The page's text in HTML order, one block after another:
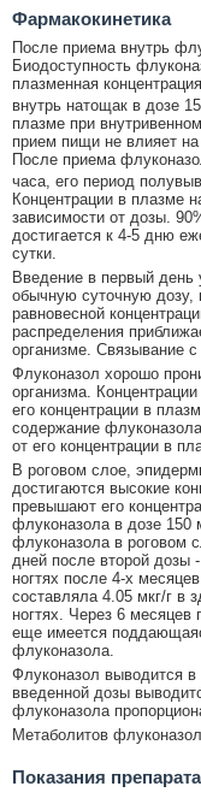
Фармакокинетика
После приема внутрь
Биодоступность
плазменная
внутрь натощак в дозе
плазме при
прием пищи не влияет на
После приема
часа, его период
Концентрации в плазме
зависимости от дозы.
достигается к 4-5 дню
сутки.
Введение в первый
обычную суточную дозу,
равновесной
распределения
организме. Связывание
Флуконазол хорошо
организма.
его концентрации в
содержание
от его концентрации в
В роговом слое,
достигаются высокие
превышают его
флуконазола в дозе 150
флуконазола в роговом
дней после второй дозы
ногтях после 4-х
составляла 4.05 мкг/г в
ногтях. Через 6 месяцев
еще имеется
флуконазола.
Флуконазол выводится
введенной дозы
флуконазола
Метаболитов
Показания